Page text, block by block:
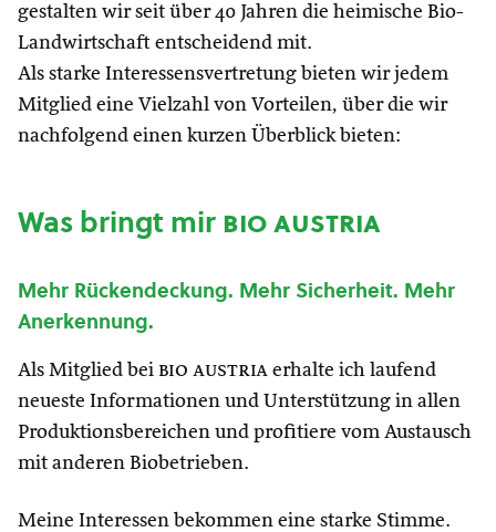
gestalten wir seit über 40 Jahren die heimische Bio-
Landwirtschaft entscheidend mit.
Als starke Interessensvertretung bieten wir jedem
Mitglied eine Vielzahl von Vorteilen, über die wir
nachfolgend einen kurzen Überblick bieten:
Was bringt mirbio austria
Mehr Rückendeckung. Mehr Sicherheit. Mehr
Anerkennung.
Als Mitglied bei bio austria erhalte ich laufend
neueste Informationen und Unterstützung in allen
Produktionsbereichen und profitiere vom Austausch
mit anderen Biobetrieben.
Meine Interessen bekommen eine starke Stimme.